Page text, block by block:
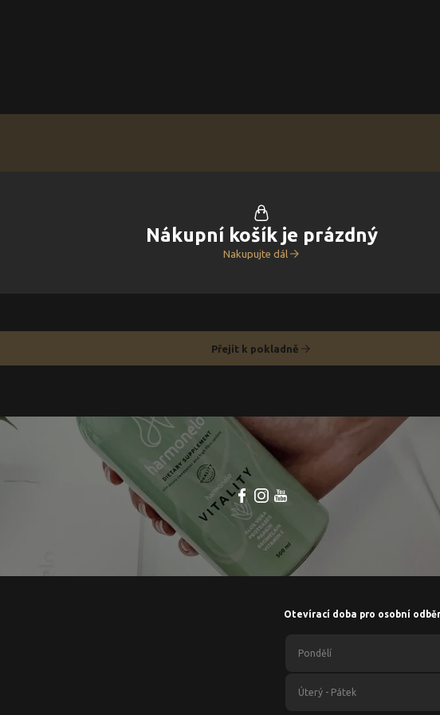
Nákupní košík je prázdný
Nakupujte dál
Přejít k pokladně
Otevírací doba pro osobní
Pondělí
Úterý - Pátek